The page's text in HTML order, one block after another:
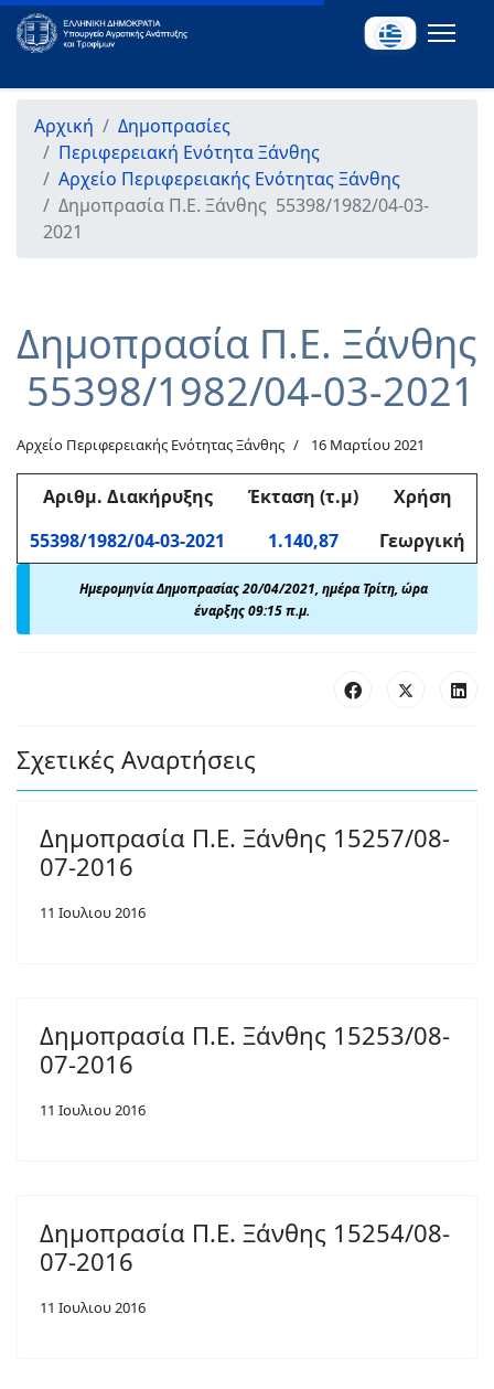
Αρχική
Δημοπρασίες
Περιφερειακή Ενότητα Ξάνθης
Αρχείο Περιφερειακής Ενότητας Ξάνθης
Δημοπρασία Π.Ε. Ξάνθης 55398/1982/04-03-
2021
Δημοπρασία Π.Ε. Ξάνθης
55398/1982/04-03-2021
Αρχείο Περιφερειακής Ενότητας Ξάνθης 16 Μαρτίου 2021
Αριθμ. Διακήρυξης Έκταση (τ.μ)
Χρήση
55398/1982/04-03-2021
1.140,87 Γεωργική
Ημερομηνία Δημοπρασίας 20/04/2021, ημέρα Τρίτη, ώρα
έναρξης 09:15 π.μ.
Σχετικές Αναρτήσεις
Δημοπρασία Π.Ε. Ξάνθης 15257/08-
07-2016
11 Ιουλιου 2016
Δημοπρασία Π.Ε. Ξάνθης 15253/08-
07-2016
11 Ιουλιου 2016
Δημοπρασία Π.Ε. Ξάνθης 15254/08-
07-2016
11 Ιουλιου 2016